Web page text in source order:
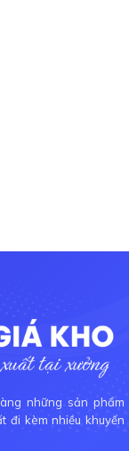
những sản phẩm
đi kèm nhiều khuyến